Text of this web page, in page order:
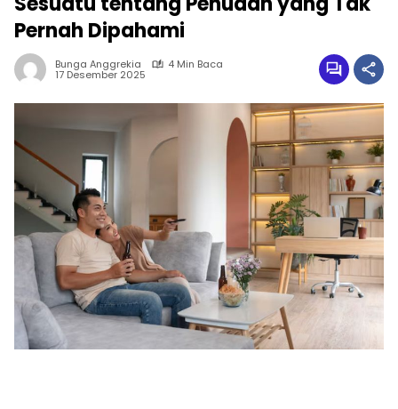
Pernah Dipahami
Bunga Anggrekia 4 Min Baca
17 Desember 2025